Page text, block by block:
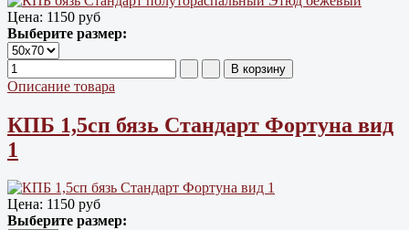
Цена: 1150 руб
Выберите размер:
Описание товара
КПБ 1,5сп бязь Стандарт Фортуна вид
1
Цена: 1150 руб
Выберите размер: